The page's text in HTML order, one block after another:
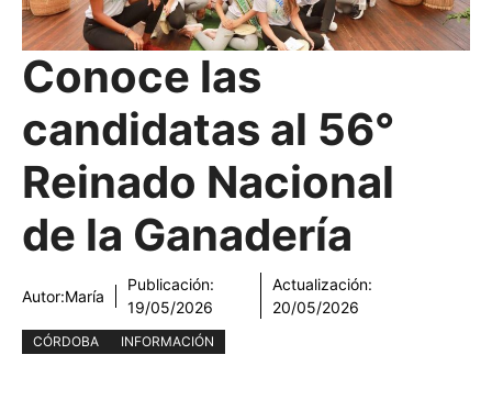
Conoce las
candidatas al 56°
Reinado Nacional
de la Ganadería
Autor:María
Publicación:
19/05/2026
Actualización:
20/05/2026
CÓRDOBA INFORMACIÓN